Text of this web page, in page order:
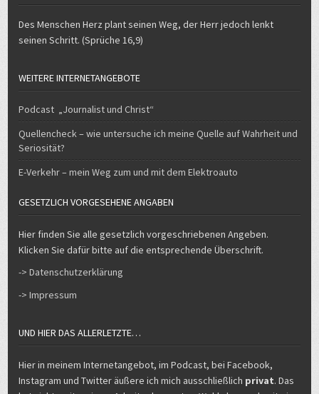
Des Menschen Herz plant seinen Weg, der Herr jedoch lenkt
seinen Schritt. (Sprüche 16,9)
WEITERE INTERNETANGEBOTE
Podcast „Journalist und Christ“
Quellencheck – wie untersuche ich meine Quelle auf Wahrheit und
Seriosität?
E-Verkehr – mein Weg zum und mit dem Elektroauto
GESETZLICH VORGESEHENE ANGABEN
Hier finden Sie alle gesetzlich vorgeschriebenen Angeben.
Klicken Sie dafür bitte auf die entsprechende Überschrift.
-> Datenschutzerklärung
-> Impressum
UND HIER DAS ALLERLETZTE…
Hier in meinem Internetangebot, im Podcast, bei Facebook,
Instagram und Twitter äußere ich mich ausschließlich privat. Das